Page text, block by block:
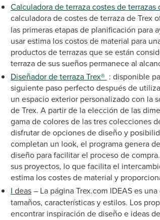
Calculadora de terraza costes de terrazas
calculadora de costes de terraza de Trex
las primeras etapas de planificación para
usar estima los costos de material para
productos de terrazas que se están
terraza de sus sueños permanece al
Diseñador de terraza Trex® : disponible
siguiente paso perfecto después de
un espacio exterior personalizado con la
de Trex. A partir de la elección de las
gama de colores de las tres colecciones
disfrutar de opciones de diseño y
completan un look, el programa genera
diseño para facilitar el proceso de
sus proyectos, lo que facilita el
estima los costes de material y
I deas– La página Trex.com IDEAS es
tamaños, características y estilos. Los
encontrar inspiración de diseño e ideas